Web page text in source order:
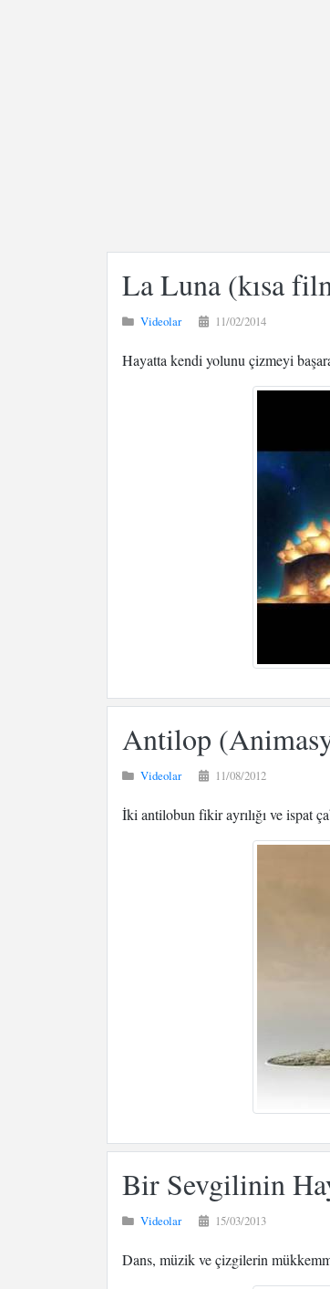
La Luna (kısa
Videolar 11/02/2014
Hayatta kendi yolunu çizmeyi
Antilop
Videolar 11/08/2012
İki antilobun fikir ayrılığı ve ispat
Bir Sevgilinin
Videolar 15/03/2013
Dans, müzik ve çizgilerin